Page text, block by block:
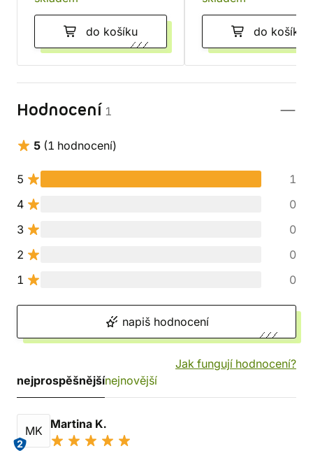
do košíku do košíku
Hodnocení 1
5 (1 hodnocení)
5
1
4
0
3
0
2
0
1
0
napiš hodnocení
Jak fungují hodnocení?
nejprospěšnějšínejnovější
MK
2
Martina K.